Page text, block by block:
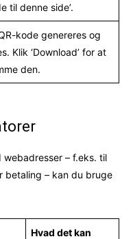
til denne side’.
kode genereres og
Klik ‘Download’ for at
den.
– f.eks. til
betaling – kan du bruge
Hvad det kan